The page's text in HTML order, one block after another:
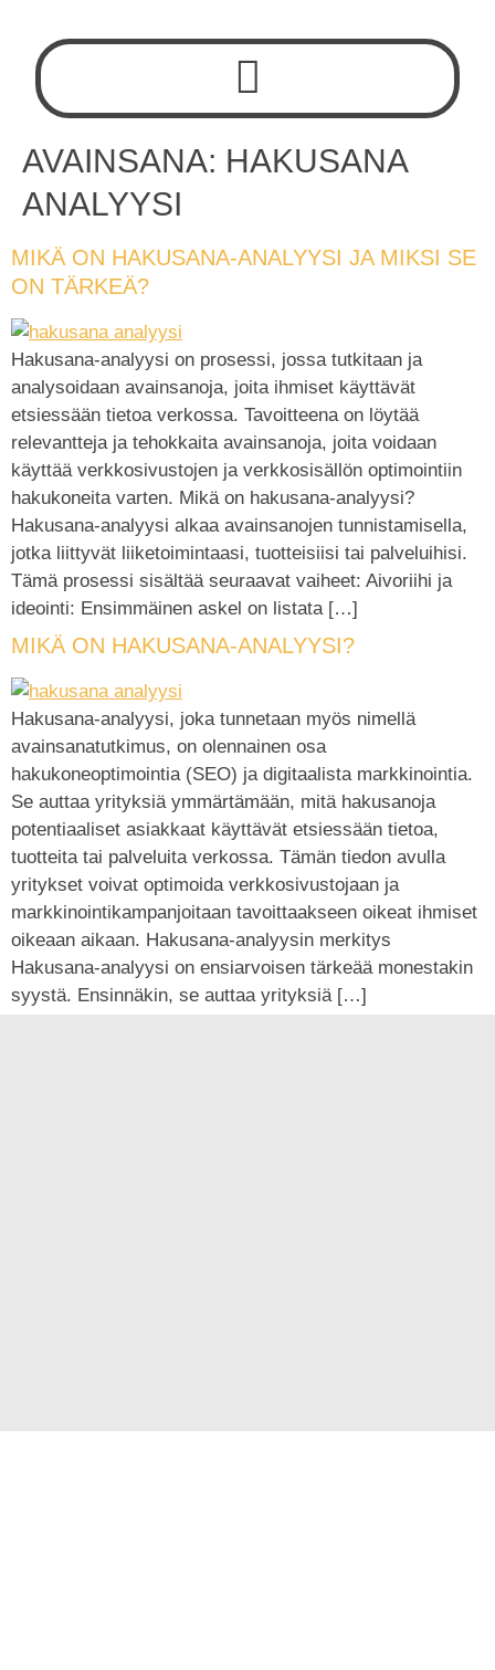
AVAINSANA: HAKUSANA
ANALYYSI
MIKÄ ON HAKUSANA-ANALYYSI JA MIKSI SE
ON TÄRKEÄ?
Hakusana-analyysi on prosessi, jossa tutkitaan ja
analysoidaan avainsanoja, joita ihmiset käyttävät
etsiessään tietoa verkossa. Tavoitteena on löytää
relevantteja ja tehokkaita avainsanoja, joita voidaan
käyttää verkkosivustojen ja verkkosisällön optimointiin
hakukoneita varten. Mikä on hakusana-analyysi?
Hakusana-analyysi alkaa avainsanojen tunnistamisella,
jotka liittyvät liiketoimintaasi, tuotteisiisi tai palveluihisi.
Tämä prosessi sisältää seuraavat vaiheet: Aivoriihi ja
ideointi: Ensimmäinen askel on listata […]
MIKÄ ON HAKUSANA-ANALYYSI?
Hakusana-analyysi, joka tunnetaan myös nimellä
avainsanatutkimus, on olennainen osa
hakukoneoptimointia (SEO) ja digitaalista markkinointia.
Se auttaa yrityksiä ymmärtämään, mitä hakusanoja
potentiaaliset asiakkaat käyttävät etsiessään tietoa,
tuotteita tai palveluita verkossa. Tämän tiedon avulla
yritykset voivat optimoida verkkosivustojaan ja
markkinointikampanjoitaan tavoittaakseen oikeat ihmiset
oikeaan aikaan. Hakusana-analyysin merkitys
Hakusana-analyysi on ensiarvoisen tärkeää monestakin
syystä. Ensinnäkin, se auttaa yrityksiä […]